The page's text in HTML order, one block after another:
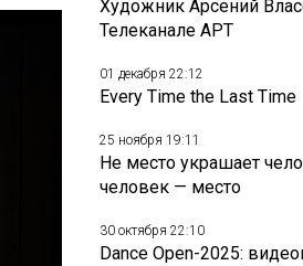
Художник Арсений
Телеканале АРТ
01 декабря 22:12
Every Time the Last Time
25 ноября 19:11
Не место украшает
человек — место
30 октября 22:10
Dance Open-2025: